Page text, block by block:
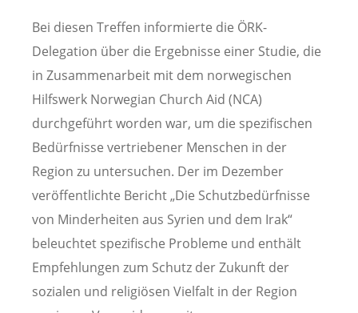
Bei diesen Treffen informierte die ÖRK-
Delegation über die Ergebnisse einer Studie, die
in Zusammenarbeit mit dem norwegischen
Hilfswerk Norwegian Church Aid (NCA)
durchgeführt worden war, um die spezifischen
Bedürfnisse vertriebener Menschen in der
Region zu untersuchen. Der im Dezember
veröffentlichte Bericht „Die Schutzbedürfnisse
von Minderheiten aus Syrien und dem Irak“
beleuchtet spezifische Probleme und enthält
Empfehlungen zum Schutz der Zukunft der
sozialen und religiösen Vielfalt in der Region